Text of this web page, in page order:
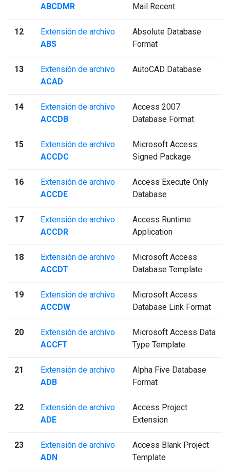
ABCDMR
Mail Recent
12
Extensión de archivo
ABS
Absolute Database
Format
13
Extensión de archivo
ACAD
AutoCAD Database
14
Extensión de archivo
ACCDB
Access 2007
Database Format
15
Extensión de archivo
ACCDC
Microsoft Access
Signed Package
16
Extensión de archivo
ACCDE
Access Execute Only
Database
17
Extensión de archivo
ACCDR
Access Runtime
Application
18
Extensión de archivo
ACCDT
Microsoft Access
Database Template
19
Extensión de archivo
ACCDW
Microsoft Access
Database Link Format
20
Extensión de archivo
ACCFT
Microsoft Access Data
Type Template
21
Extensión de archivo
ADB
Alpha Five Database
Format
22
Extensión de archivo
ADE
Access Project
Extension
23
Extensión de archivo
ADN
Access Blank Project
Template